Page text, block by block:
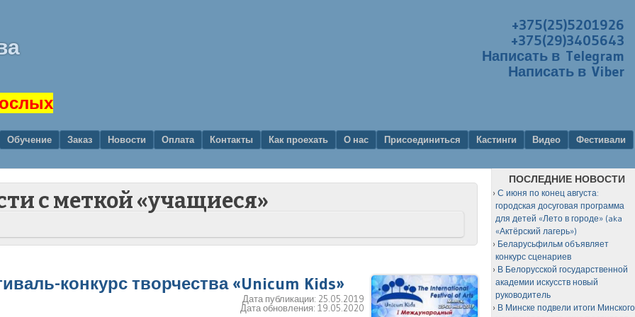
+375(25)5201926
+375(29)3405643
Написать в Telegram
Написать в Viber
Обучение Заказ Новости Оплата Контакты Как проехать О нас Присоединиться Кастинги Видео
Фестивали
с меткой «учащиеся»
конкурс творчества «Unicum Kids»
Дата публикации: 25.05.2019
Дата обновления:19.05.2020
ПОСЛЕДНИЕ НОВОСТИ
С июня по конец августа:
городская досуговая программа
для детей «Лето в городе» (aka
«Актёрский лагерь»)
Беларусьфильм объявляет
конкурс сценариев
В Белорусской государственной
академии искусств новый
руководитель
В Минске подвели итоги Минского